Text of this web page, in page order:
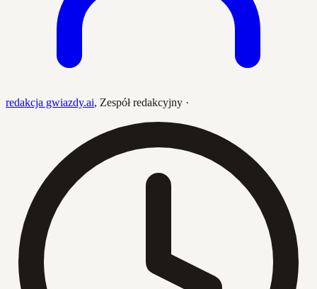
redakcja gwiazdy.ai, Zespół redakcyjny ·